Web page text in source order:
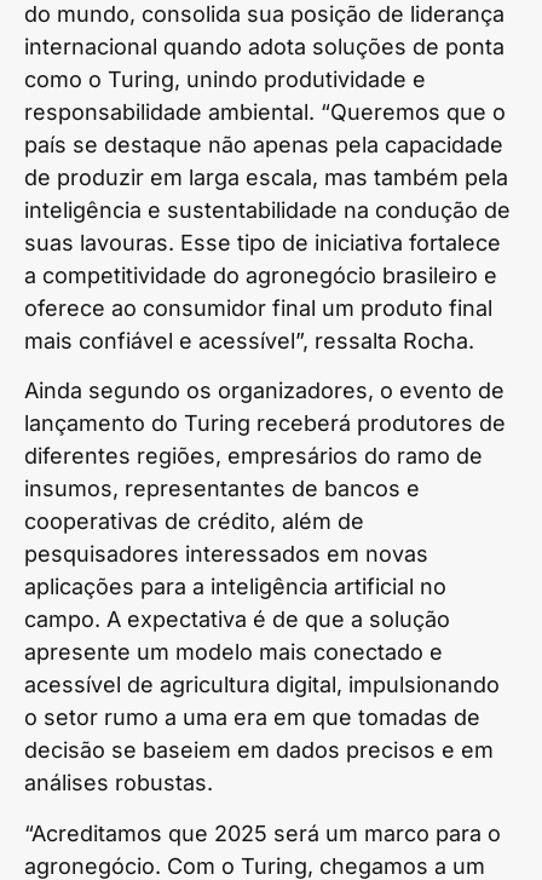
do mundo, consolida sua posição de liderança
internacional quando adota soluções de ponta
como o Turing, unindo produtividade e
responsabilidade ambiental. “Queremos que o
país se destaque não apenas pela capacidade
de produzir em larga escala, mas também pela
inteligência e sustentabilidade na condução de
suas lavouras. Esse tipo de iniciativa fortalece
a competitividade do agronegócio brasileiro e
oferece ao consumidor final um produto final
mais confiável e acessível”, ressalta Rocha.
Ainda segundo os organizadores, o evento de
lançamento do Turing receberá produtores de
diferentes regiões, empresários do ramo de
insumos, representantes de bancos e
cooperativas de crédito, além de
pesquisadores interessados em novas
aplicações para a inteligência artificial no
campo. A expectativa é de que a solução
apresente um modelo mais conectado e
acessível de agricultura digital, impulsionando
o setor rumo a uma era em que tomadas de
decisão se baseiem em dados precisos e em
análises robustas.
“Acreditamos que 2025 será um marco para o
agronegócio. Com o Turing, chegamos a um